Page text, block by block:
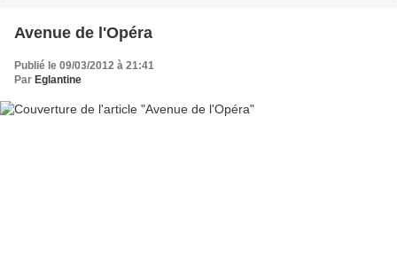
Avenue de l'Opéra
Publié le 09/03/2012 à 21:41
Par Eglantine